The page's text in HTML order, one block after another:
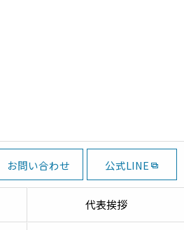
お問い合わせ 公式LINE
代表挨拶